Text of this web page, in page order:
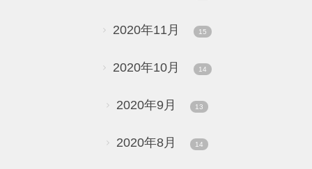
2020年11月 15
2020年10月 14
2020年9月 13
2020年8月 14